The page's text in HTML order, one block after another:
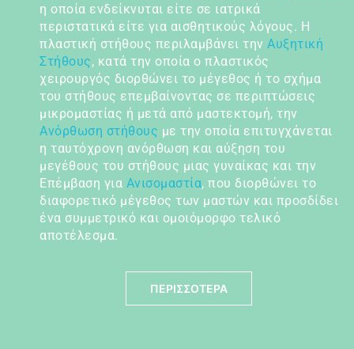
η οποία ενδείκνυται είτε σε ιατρικά
περιστατικά είτε για αισθητικούς λόγους. Η
πλαστική στήθους περιλαμβάνει την Αυξητική
Στήθους, κατά την οποία ο πλαστικός
χειρουργός διορθώνει το μέγεθος ή το σχήμα
του στήθους επεμβαίνοντας σε περιπτώσεις
μικρομαστίας ή μετά από μαστεκτομή, την
Ανόρθωση στήθους με την οποία επιτυγχάνεται
η ταυτόχρονη ανόρθωση και αύξηση του
μεγέθους του στήθους μιας γυναίκας και την
Επέμβαση για Ανισομαστία, που διορθώνει το
διαφορετικό μέγεθος των μαστών και προσδίδει
ένα συμμετρικό και ομοιόμορφο τελικό
αποτέλεσμα.
ΠΕΡΙΣΣΟΤΕΡΑ